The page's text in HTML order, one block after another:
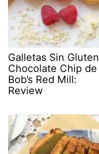
Galletas Sin Gluten
Chocolate Chip de
Bob’s Red Mill:
Review